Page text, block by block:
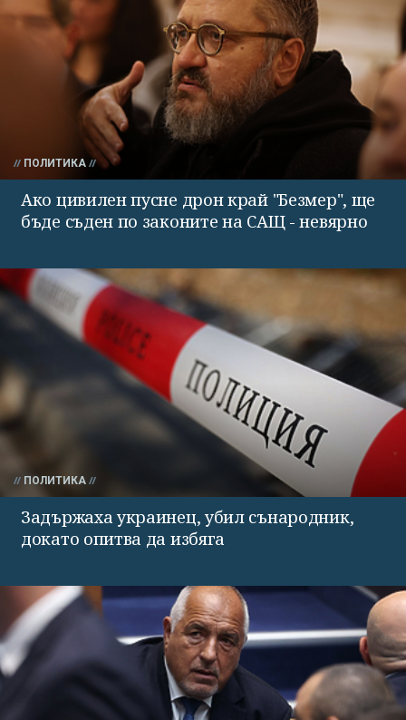
ПОЛИТИКА
Ако цивилен пусне дрон край "Безмер", ще
бъде съден по законите на САЩ - невярно
ПОЛИТИКА
Задържаха украинец, убил сънародник,
докато опитва да избяга